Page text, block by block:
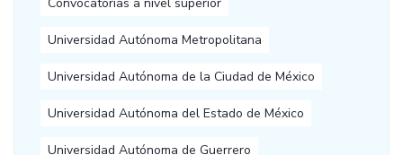
Universidad Autónoma Metropolitana
Universidad Autónoma de la Ciudad de México
Universidad Autónoma del Estado de México
Universidad Autónoma de Guerrero